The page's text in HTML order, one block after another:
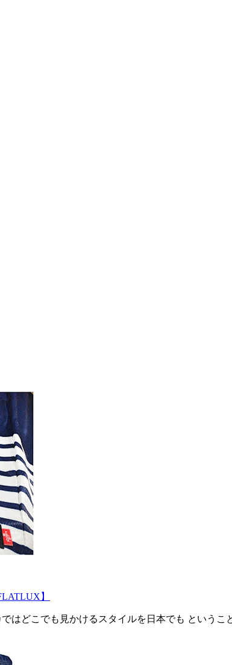
】
はどこでも見かけるスタイルを日本でも という